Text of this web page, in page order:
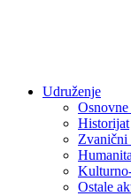
Udruženje
Historijat
Zvanični
Ostale